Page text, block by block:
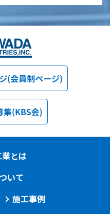
とは
いて
施工事例